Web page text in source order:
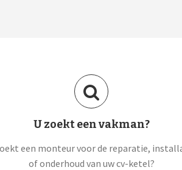
U zoekt een vakman?
een monteur voor de reparatie,
of onderhoud van uw cv-ketel?